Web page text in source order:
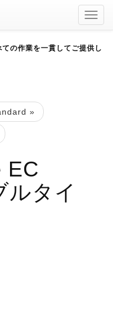
の作業を一貫してご提供し
»
EC
ルタイ